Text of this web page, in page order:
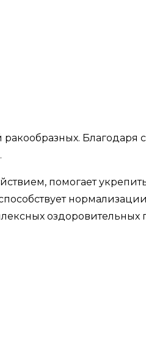
Благодаря
помогает
оздоровительных